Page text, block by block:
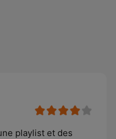
playlist et des